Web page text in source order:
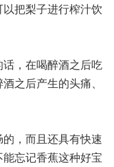
把梨子进行榨汁饮
，在喝醉酒之后吃
之后产生的头痛、
，而且还具有快速
忘记香蕉这种好宝